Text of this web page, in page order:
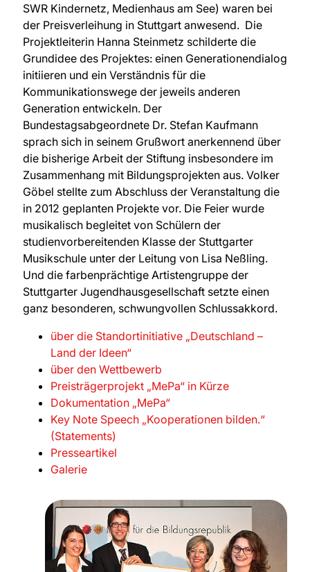
SWR Kindernetz, Medienhaus am See) waren bei
der Preisverleihung in Stuttgart anwesend. Die
Projektleiterin Hanna Steinmetz schilderte die
Grundidee des Projektes: einen Generationendialog
initiieren und ein Verständnis für die
Kommunikationswege der jeweils anderen
Generation entwickeln. Der
Bundestagsabgeordnete Dr. Stefan Kaufmann
sprach sich in seinem Grußwort anerkennend über
die bisherige Arbeit der Stiftung insbesondere im
Zusammenhang mit Bildungsprojekten aus. Volker
Göbel stellte zum Abschluss der Veranstaltung die
in 2012 geplanten Projekte vor. Die Feier wurde
musikalisch begleitet von Schülern der
studienvorbereitenden Klasse der Stuttgarter
Musikschule unter der Leitung von Lisa Neßling.
Und die farbenprächtige Artistengruppe der
Stuttgarter Jugendhausgesellschaft setzte einen
ganz besonderen, schwungvollen Schlussakkord.
über die Standortinitiative „Deutschland –
Land der Ideen“
über den Wettbewerb
Preisträgerprojekt „MePa“ in Kürze
Dokumentation „MePa“
Key Note Speech „Kooperationen bilden.“
(Statements)
Presseartikel
Galerie